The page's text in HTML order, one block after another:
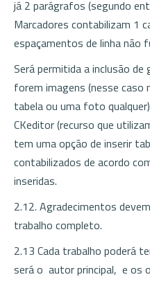
já 2 parágrafos (segundo
Marcadores contabilizam 1
espaçamentos de linha não
Será permitida a inclusão
forem imagens (nesse
tabela ou uma foto
CKeditor (recurso que
tem uma opção de inserir
contabilizados de acordo
inseridas.
2.12. Agradecimentos
trabalho completo.
2.13 Cada trabalho poderá
será o autor principal, e os